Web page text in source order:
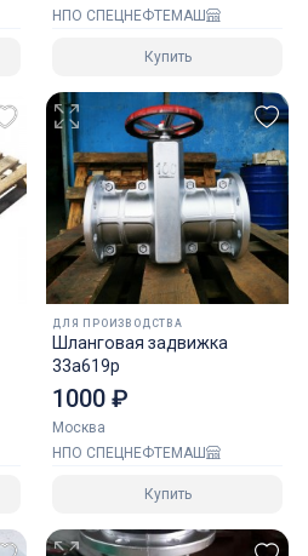
НПО СПЕЦНЕФТЕМАШ
Купить
ДЛЯ ПРОИЗВОДСТВА
Шланговая задвижка
33а619р
1000 ₽
Москва
НПО СПЕЦНЕФТЕМАШ
Купить